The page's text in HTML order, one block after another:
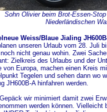
Sohn Olivier beim Brot-Essen-
Niederländischen
Weiss/Blaue Jialing
unseren Urlaub vom 28. Juli
nicht genau wohin. Zwei
Zielkreis des Urlaubs und der
von Europa, machen einen Kreis
Tegelen und sehen dann wo
JH600B-A hinfahren werden.
wir minimiert damit zwei
werden können. Vielleicht